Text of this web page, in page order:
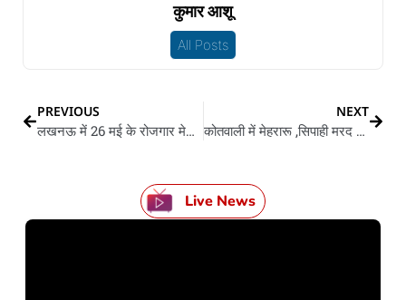
कुमार आशू
All Posts
PREVIOUS
लखनऊ में 26 मई के रोजगार मेला, आ रहल बा 30 गो कंपनी, अइसे कs सकेनी आवेदन
NEXT
कोतवाली में मेहरारू ,सिपाही मरद आ सौतन के हंगामा
Live News